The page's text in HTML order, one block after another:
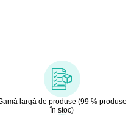
largă de produse (99 % produse
în stoc)